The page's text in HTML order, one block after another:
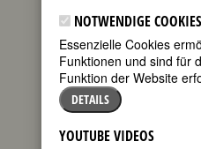
NOTWENDIGE COOKIES
Essenzielle Cookies
Funktionen und sind für
Funktion der Website
DETAILS
YOUTUBE VIDEOS